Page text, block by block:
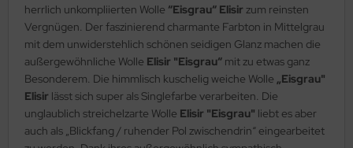
herrlich unkompliierten Wolle “Eisgrau“ Elisir zum reinsten
Vergnügen. Der faszinierend charmante Farbton in Mittelgrau
mit dem unwiderstehlich schönen seidigen Glanz machen die
außergewöhnliche Wolle Elisir "Eisgrau“ mit zu etwas ganz
Besonderem. Die himmlisch kuschelig weiche Wolle „Eisgrau"
Elisir lässt sich super als Singlefarbe verarbeiten. Die
unglaublich streichelzarte Wolle Elisir "Eisgrau" liebt es aber
auch als „Blickfang / ruhender Pol zwischendrin“ eingearbeitet